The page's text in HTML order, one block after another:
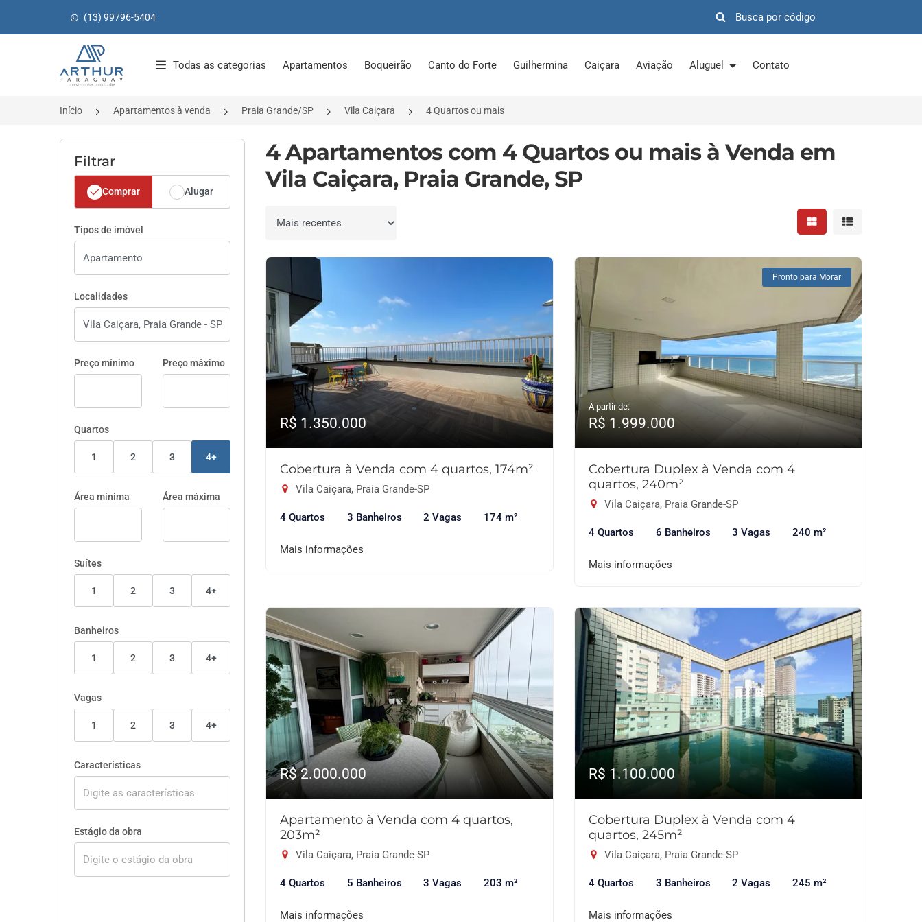
(13) 99796-5404
Página inicial
Todas as categorias Apartamentos Boqueirão Canto do Forte Guilhermina Caiçara Aviação Aluguel Contato
Início Apartamentos à venda Praia Grande/SP Vila Caiçara 4 Quartos ou mais
Filtrar
Comprar Alugar
Tipos de imóvel
Localidades
Preço mínimo Preço máximo
Quartos
1 2 3 4+
Área mínima Área máxima
Suítes
1 2 3 4+
Banheiros
1 2 3 4+
Vagas
1 2 3 4+
Características
Estágio da obra
4 Apartamentos com 4 Quartos ou mais à Venda em
Vila Caiçara, Praia Grande, SP
Ordenar por Mostrar resultados em
Mostrar
R$ 1.350.000
Cobertura à Venda com 4 quartos, 174m²
Vila Caiçara, Praia Grande-SP
4 Quartos 3 Banheiros 2 Vagas 174 m²
Mais informações
Pronto para Morar
A partir de:
R$ 1.999.000
Cobertura Duplex à Venda com 4
quartos, 240m²
Vila Caiçara, Praia Grande-SP
4 Quartos 6 Banheiros 3 Vagas 240 m²
Mais informações
R$ 2.000.000
Apartamento à Venda com 4 quartos,
203m²
Vila Caiçara, Praia Grande-SP
4 Quartos 5 Banheiros 3 Vagas 203 m²
Mais informações
R$ 1.100.000
Cobertura Duplex à Venda com 4
quartos, 245m²
Vila Caiçara, Praia Grande-SP
4 Quartos 3 Banheiros 2 Vagas 245 m²
Mais informações